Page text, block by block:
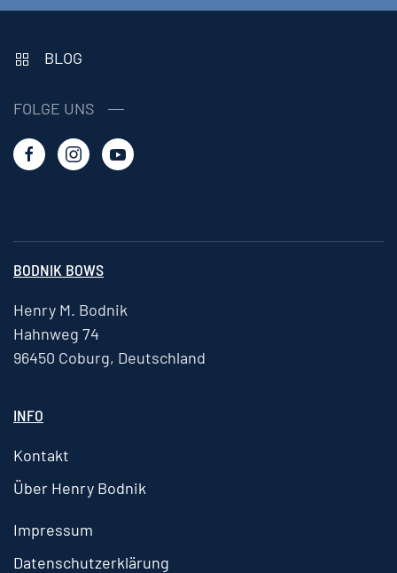
BLOG
FOLGE UNS
BODNIK BOWS
Henry M. Bodnik
Hahnweg 74
96450 Coburg, Deutschland
INFO
Kontakt
Über Henry Bodnik
Impressum
Datenschutzerklärung